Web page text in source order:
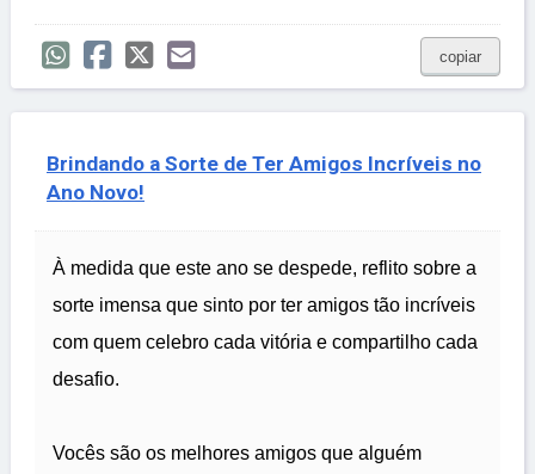
copiar
Brindando a Sorte de Ter Amigos Incríveis no
Ano Novo!
À medida que este ano se despede, reflito sobre a
sorte imensa que sinto por ter amigos tão incríveis
com quem celebro cada vitória e compartilho cada
desafio.
Vocês são os melhores amigos que alguém